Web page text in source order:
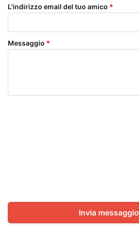
L'indirizzo email del tuo amico *
Messaggio *
Invia messaggio